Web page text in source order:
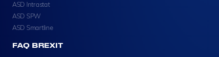
ASD Intrastat
ASD SPW
ASD Smartline
FAQ BREXIT